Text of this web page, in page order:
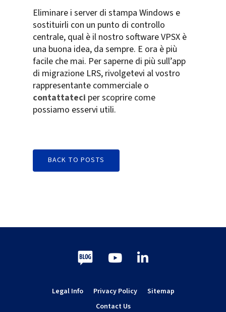
Eliminare i server di stampa Windows e
sostituirli con un punto di controllo
centrale, qual è il nostro software VPSX è
una buona idea, da sempre. E ora è più
facile che mai. Per saperne di più sull’app
di migrazione LRS, rivolgetevi al vostro
rappresentante commerciale o
contattateci per scoprire come
possiamo esservi utili.
BACK TO POSTS
Blog Youtube
LinkedIn
Legal Info Privacy Policy
Sitemap
Contact Us